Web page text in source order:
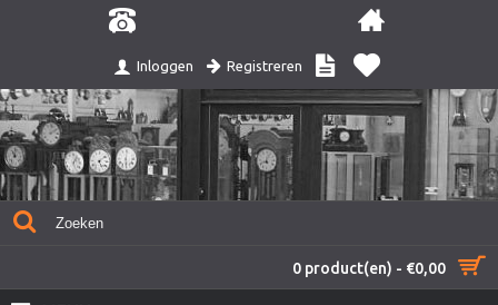
Inloggen Registreren
0 product(en) - €0,00